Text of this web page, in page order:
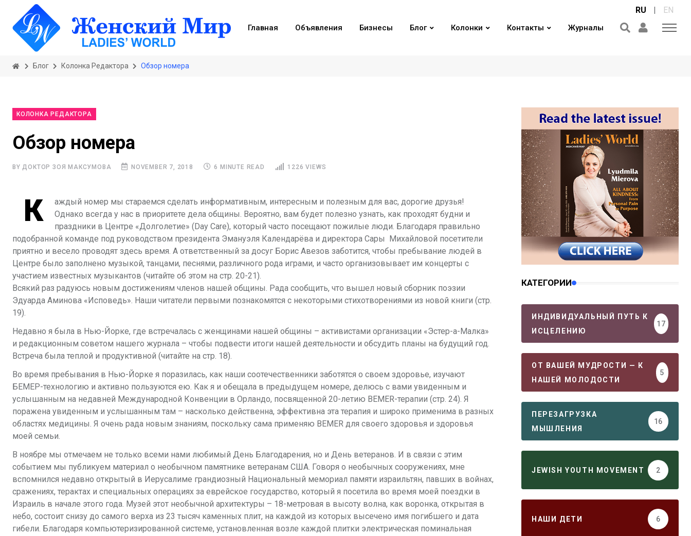
Главная Объявления Бизнесы Блог Колонки Контакты Журналы
RU | EN
Блог Колонка Редактора Обзор номера
КОЛОНКА РЕДАКТОРА
Обзор номера
BY ДОКТОР ЗОЯ МАКСУМОВА NOVEMBER 7, 2018 6 MINUTE READ 1226 VIEWS
К
аждый номер мы стараемся сделать информативным, интересным и полезным для вас, дорогие друзья!
Однако всегда у нас в приоритете дела общины. Вероятно, вам будет полезно узнать, как проходят будни и
праздники в Центре «Долголетие» (Day Care), который часто посещают пожилые люди. Благодаря правильно
подобранной команде под руководством президента Эмануэля Календарёва и директора Сары Михайловой посетители
приятно и весело проводят здесь время. А ответственный за досуг Борис Авезов заботится, чтобы пребывание людей в
Центре было заполнено музыкой, танцами, песнями, различного рода играми, и часто организовывает им концерты с
участием известных музыкантов (читайте об этом на стр. 20-21).
Всякий раз радуюсь новым достижениям членов нашей общины. Рада сообщить, что вышел новый сборник поэзии
Эдуарда Аминова «Исповедь». Наши читатели первыми познакомятся с некоторыми стихотворениями из новой книги (стр.
19).
Недавно я была в Нью-Йорке, где встречалась с женщинами нашей общины – активистами организации «Эстер-а-Малка»
и редакционным советом нашего журнала – чтобы подвести итоги нашей деятельности и обсудить планы на будущий год.
Встреча была теплой и продуктивной (читайте на стр. 18).
Во время пребывания в Нью-Йорке я поразилась, как наши соотечественники заботятся о своем здоровье, изучают
БЕМЕР-технологию и активно пользуются ею. Как я и обещала в предыдущем номере, делюсь с вами увиденным и
услышанным на недавней Международной Конвенции в Орландо, посвященной 20-летию BEMER-терапии (стр. 24). Я
поражена увиденным и услышанным там – насколько действенна, эффективна эта терапия и широко применима в разных
областях медицины. Я очень рада новым знаниям, поскольку сама применяю BEMER для своего здоровья и здоровья
моей семьи.
В ноябре мы отмечаем не только всеми нами любимый День Благодарения, но и День ветеранов. И в связи с этим
событием мы публикуем материал о необычном памятнике ветеранам США. Говоря о необычных сооружениях, мне
вспомнился недавно открытый в Иерусалиме грандиозный Национальный мемориал памяти израильтян, павших в войнах,
сражениях, терактах и специальных операциях за еврейское государство, который я посетила во время моей поездки в
Израиль в начале этого года. Музей этот необычной архитектуры – 18-метровая в высоту волна, как воронка, открытая в
небо, состоит снизу до самого верха из 23 тысяч каменных плит, на каждой из которых высечено имя погибшего и дата
гибели. Благодаря компьютеризированной системе, установленная возле каждой плитки электрическая поминальная
КАТЕГОРИИ
ИНДИВИДУАЛЬНЫЙ ПУТЬ К
ИСЦЕЛЕНИЮ
17
ОТ ВАШЕЙ МУДРОСТИ — К
НАШЕЙ МОЛОДОСТИ
5
ПЕРЕЗАГРУЗКА
МЫШЛЕНИЯ
16
JEWISH YOUTH MOVEMENT 2
НАШИ ДЕТИ 6